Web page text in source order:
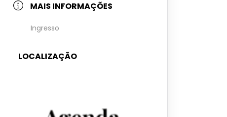
MAIS INFORMAÇÕES
Ingresso
LOCALIZAÇÃO